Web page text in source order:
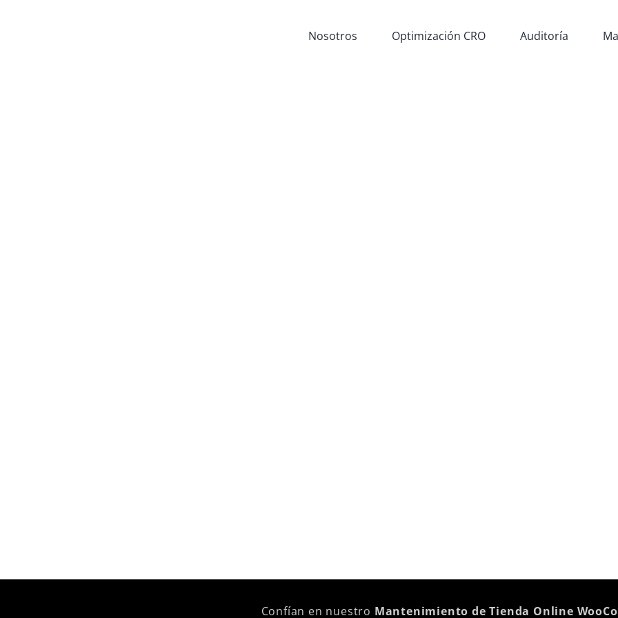
Nosotros Optimización CRO Auditoría
Confían en nuestro Mantenimiento de Tienda Online